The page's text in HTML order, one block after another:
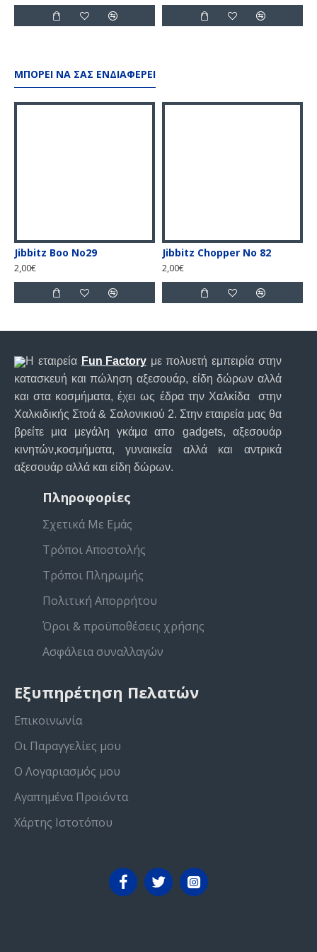
ΜΠΟΡΕΊ ΝΑ ΣΑΣ ΕΝΔΙΑΦΈΡΕΙ
Jibbitz Boo No29
2,00€
Jibbitz Chopper No 82
2,00€
Η εταιρεία Fun Factory με πολυετή εμπειρία στην
κατασκευή και πώληση αξεσουάρ, είδη δώρων αλλά
και στα κοσμήματα, έχει ως έδρα την Χαλκίδα στην
Χαλκιδικής Στοά & Σαλονικιού 2. Στην εταιρεία μας θα
βρείτε μια μεγάλη γκάμα απο gadgets, αξεσουάρ
κινητών,κοσμήματα, γυναικεία αλλά και αντρικά
αξεσουάρ αλλά και είδη δώρων.
Πληροφορίες
Σχετικά Με Εμάς
Τρόποι Αποστολής
Τρόποι Πληρωμής
Πολιτική Απορρήτου
Όροι & προϋποθέσεις χρήσης
Ασφάλεια συναλλαγών
Εξυπηρέτηση Πελατών
Επικοινωνία
Οι Παραγγελίες μου
Ο Λογαριασμός μου
Αγαπημένα Προϊόντα
Χάρτης Ιστοτόπου